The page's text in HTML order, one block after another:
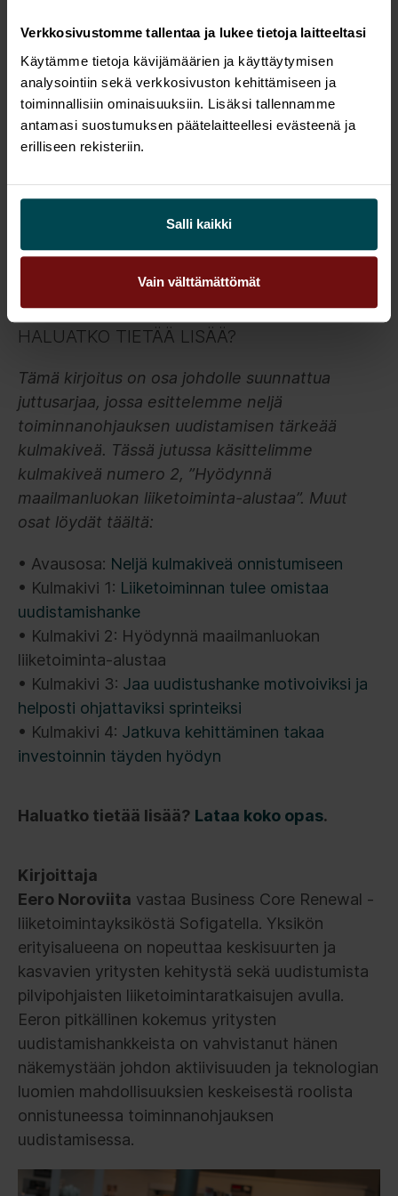
Verkkosivustomme tallentaa ja lukee tietoja laitteeltasi
Käytämme tietoja kävijämäärien ja käyttäytymisen
analysointiin sekä verkkosivuston kehittämiseen ja
toiminnallisiin ominaisuuksiin. Lisäksi tallennamme
antamasi suostumuksen päätelaitteellesi evästeenä ja
erilliseen rekisteriin.
Salli kaikki
Vain välttämättömät
kirjatut yksityiskohtaiset vaatimukset ole
Parempi vaihtoehto onkin keskittyä
keskeisimmät kyvykkyydet, jotka organisaatio
Näiden kyvykkyyksien päälle tulisi valita
liiketoiminta-alusta, joka toimii sekä
jokapäiväisen toiminnan perustana että pohjana
uudistamiselle ja jatkuvalle kehitykselle.
HALUATKO TIETÄÄ LISÄÄ?
Tämä kirjoitus on osa johdolle suunnattua
juttusarjaa, jossa esittelemme neljä
toiminnanohjauksen uudistamisen tärkeää
kulmakiveä. Tässä jutussa käsittelimme
kulmakiveä numero 2, ”Hyödynnä
maailmanluokan liiketoiminta-alustaa”. Muut
osat löydät täältä:
• Avausosa: Neljä kulmakiveä onnistumiseen
• Kulmakivi 1: Liiketoiminnan tulee omistaa
uudistamishanke
• Kulmakivi 2: Hyödynnä maailmanluokan
liiketoiminta-alustaa
• Kulmakivi 3: Jaa uudistushanke motivoiviksi ja
helposti ohjattaviksi sprinteiksi
• Kulmakivi 4: Jatkuva kehittäminen takaa
investoinnin täyden hyödyn
Haluatko tietää lisää? Lataa koko opas.
Kirjoittaja
Eero Noroviita vastaa Business Core Renewal -
liiketoimintayksiköstä Sofigatella. Yksikön
erityisalueena on nopeuttaa keskisuurten ja
kasvavien yritysten kehitystä sekä uudistumista
pilvipohjaisten liiketoimintaratkaisujen avulla.
Eeron pitkällinen kokemus yritysten
uudistamishankkeista on vahvistanut hänen
näkemystään johdon aktiivisuuden ja teknologian
luomien mahdollisuuksien keskeisestä roolista
onnistuneessa toiminnanohjauksen
uudistamisessa.